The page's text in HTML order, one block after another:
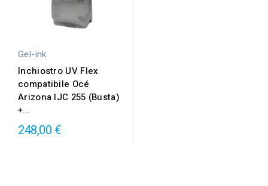
Gel-ink
Inchiostro UV Flex
compatibile Océ
Arizona IJC 255 (Busta)
+...
248,00 €